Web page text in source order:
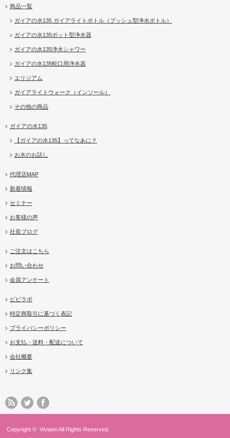
商品一覧
ガイアの水135 ガイアライトボトル（プッシュ型浄水ボトル）
ガイアの水135ポット型浄水器
ガイアの水135浄水シャワー
ガイアの水135蛇口用浄水器
エリジアム
ガイアライトウォーク（インソール）
その他の商品
ガイアの水135
【ガイアの水135】ってなあに？
お水のお話し
代理店MAP
新着情報
セミナー
お客様の声
社長ブログ
ご注文はこちら
お問い合わせ
会員アンケート
ビビラボ
特定商取引に基づく表記
プライバシーポリシー
お支払・送料・配送について
会社概要
リンク集
Copyright ©ViviannAll Rights Reserved.